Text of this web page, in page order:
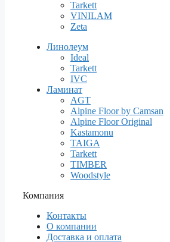
Tarkett
VINILAM
Zeta
Линолеум
Ideal
Tarkett
IVC
Ламинат
AGT
Alpine Floor by Camsan
Alpine Floor Original
Kastamonu
TAIGA
Tarkett
TIMBER
Woodstyle
Компания
Контакты
О компании
Доставка и оплата